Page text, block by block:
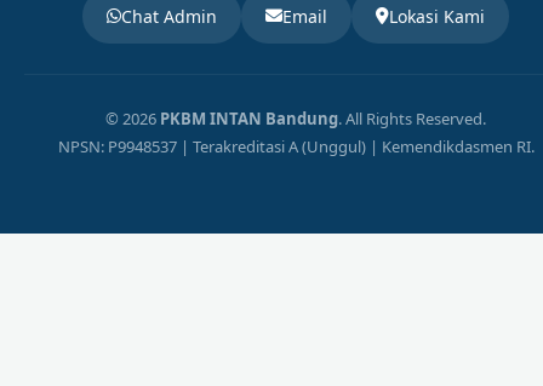
Chat Admin Email Lokasi Kami
© 2026 PKBM INTAN Bandung. All Rights Reserved.
NPSN: P9948537 | Terakreditasi A (Unggul) | Kemendikdasmen RI.